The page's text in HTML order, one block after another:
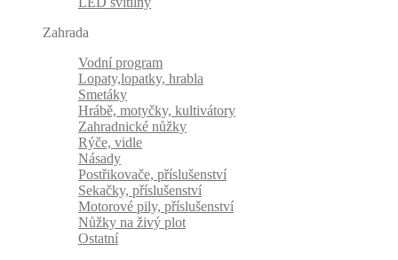
Zahrada
Vodní program
Lopaty,lopatky, hrabla
Smetáky
Hrábě, motyčky, kultivátory
Zahradnické nůžky
Rýče, vidle
Násady
Postřikovače, příslušenství
Sekačky, příslušenství
Motorové pily, příslušenství
Nůžky na živý plot
Ostatní